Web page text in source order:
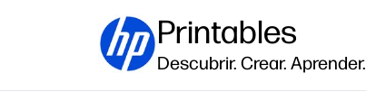
Printables
Descubrir. Crear. Aprender.